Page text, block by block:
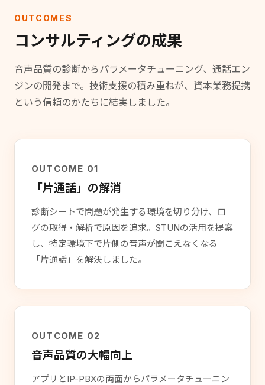
OUTCOMES
コンサルティングの成果
音声品質の診断からパラメータチューニング、通話エン
ジンの開発まで。技術支援の積み重ねが、資本業務提携
という信頼のかたちに結実しました。
OUTCOME 01
「片通話」の解消
診断シートで問題が発生する環境を切り分け、ロ
グの取得・解析で原因を追求。STUNの活用を提案
し、特定環境下で片側の音声が聞こえなくなる
「片通話」を解決しました。
OUTCOME 02
音声品質の大幅向上
アプリとIP-PBXの両面からパラメータチューニン